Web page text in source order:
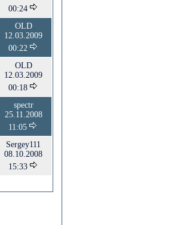
00:24
OLD
12.03.2009
00:22
OLD
12.03.2009
00:18
spectr
25.11.2008
11:05
Sergey111
08.10.2008
15:33